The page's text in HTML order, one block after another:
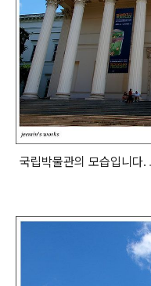
국립박물관의 모습입니다